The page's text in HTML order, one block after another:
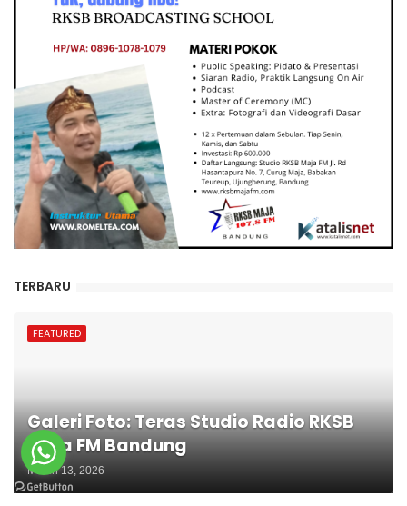
TERBARU
FEATURED
Galeri Foto: Teras Studio Radio RKSB
Maja FM Bandung
March 13, 2026